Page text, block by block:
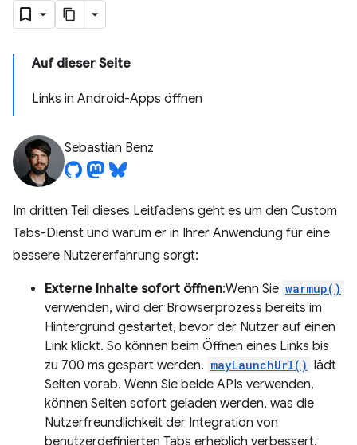
Auf dieser Seite
Links in Android-Apps öffnen
Sebastian Benz
Im dritten Teil dieses Leitfadens geht es um den Custom
Tabs-Dienst und warum er in Ihrer Anwendung für eine
bessere Nutzererfahrung sorgt:
Externe Inhalte sofort öffnen:Wenn Sie warmup()
verwenden, wird der Browserprozess bereits im
Hintergrund gestartet, bevor der Nutzer auf einen
Link klickt. So können beim Öffnen eines Links bis
zu 700 ms gespart werden. mayLaunchUrl() lädt
Seiten vorab. Wenn Sie beide APIs verwenden,
können Seiten sofort geladen werden, was die
Nutzerfreundlichkeit der Integration von
benutzerdefinierten Tabs erheblich verbessert.